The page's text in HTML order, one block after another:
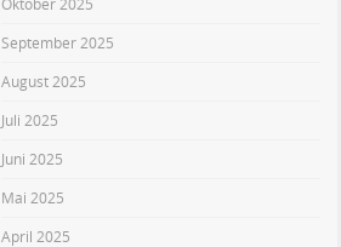
September 2025
August 2025
Juli 2025
Juni 2025
Mai 2025
April 2025